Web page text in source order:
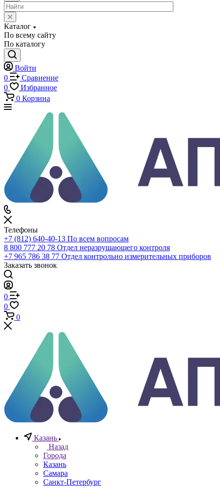
Каталог
Каталог
По всему сайту
По каталогу
Войти
0
Сравнение
0
Избранное
Телефоны
+7 (812) 640-40-13
По всем вопросам
8 800 777 20 78 Отдел неразрушающего контроля
+7 965 786 38 77
Отдел контрольно измерительных приборов
Заказать звонок
0